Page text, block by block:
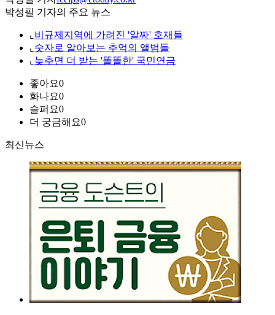
박성필 기자의 주요 뉴스
⌞ 비규제지역에 가려진 '알짜' 호재들
⌞ 숫자로 알아보는 추억의 앨범들
⌞ 늦추면 더 받는 '똘똘한' 국민연금
좋아요0
화나요0
슬퍼요0
더 궁금해요0
최신뉴스